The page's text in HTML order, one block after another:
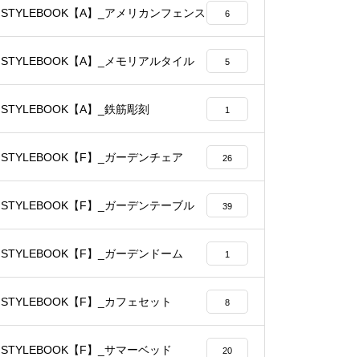
STYLEBOOK【A】_アメリカンフェンス 6
STYLEBOOK【A】_メモリアルタイル 5
STYLEBOOK【A】_鉄筋彫刻 1
STYLEBOOK【F】_ガーデンチェア 26
STYLEBOOK【F】_ガーデンテーブル 39
STYLEBOOK【F】_ガーデンドーム 1
STYLEBOOK【F】_カフェセット 8
STYLEBOOK【F】_サマーベッド 20